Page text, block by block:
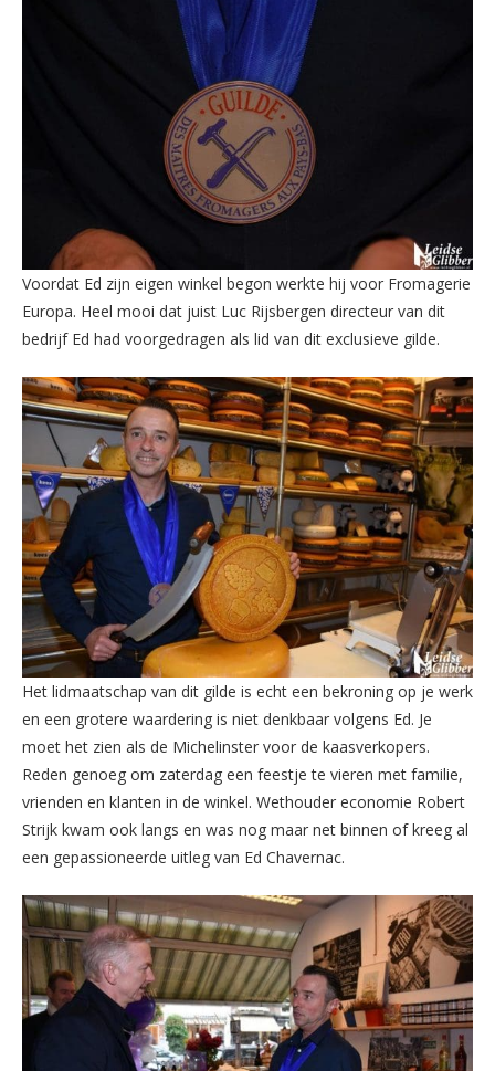
Voordat Ed zijn eigen winkel begon werkte hij voor Fromagerie
Europa. Heel mooi dat juist Luc Rijsbergen directeur van dit
bedrijf Ed had voorgedragen als lid van dit exclusieve gilde.
Het lidmaatschap van dit gilde is echt een bekroning op je werk
en een grotere waardering is niet denkbaar volgens Ed. Je
moet het zien als de Michelinster voor de kaasverkopers.
Reden genoeg om zaterdag een feestje te vieren met familie,
vrienden en klanten in de winkel. Wethouder economie Robert
Strijk kwam ook langs en was nog maar net binnen of kreeg al
een gepassioneerde uitleg van Ed Chavernac.